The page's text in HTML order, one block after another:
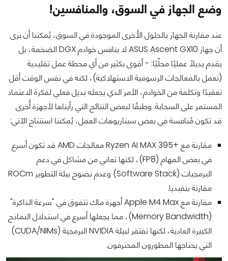
وضع الجهاز في السوق، والمنافسين!
عند مقارنة الجهاز بالحلول الأُخرى الموجودة في السوق، يُمكننا أن نرى
أن جهاز ASUS Ascent GX10 لا ينافس خوادم DGX الضخمة، بل
يقدم بديلًا عمليًا محلّيًا: - أقوى بكثير من أي محطة عمل تقليدية
(تعمل بالمعالجات الرسومية الاستهلاكية)، لكنه في نفس الوقت أقل
تعقيدًا وتكلفة من الخوادم، الأمر الذي يجعله بديل فعلي لفكرة الاعتماد
المستمر على السحابة. وطبقًا لبعض النتائج التي رأيناها لأجهزة أُخرى
قد تكون مُنافسة في بعض سيناريوهات العمل، يُمكننا استنتاج الآتي:
مقارنة مع +Ryzen AI MAX 395 معالجات AMD قد تكون أسرع
في بعض المهام (FP8)، لكنها تعاني من مشاكل في دعم
البرمجيات (Software Stack) وعدم نضوج بيئة التطوير ROCm
مقارنة بنفيديا.
مقارنة مع Apple M4 Max أجهزة ماك تتفوق في "سرعة الذاكرة"
(Memory Bandwidth)، مما يجعلها أسرع في استدلال النماذج
الكبيرة العادية، لكنها تفتقر لبيئة NVIDIA البرمجية (CUDA/NIMs)
التي يحتاجها المطورون المحترفون.